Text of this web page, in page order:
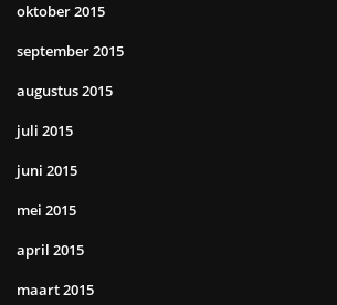
oktober 2015
september 2015
augustus 2015
juli 2015
juni 2015
mei 2015
april 2015
maart 2015